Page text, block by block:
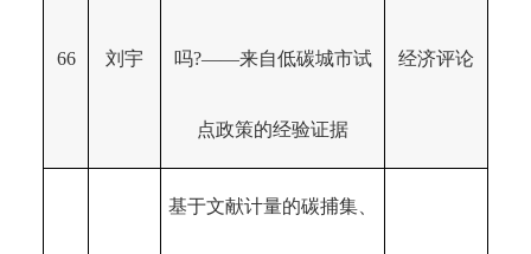
66 刘宇 吗?——来自低碳城市试
点政策的经验证据
经济评论
基于文献计量的碳捕集、